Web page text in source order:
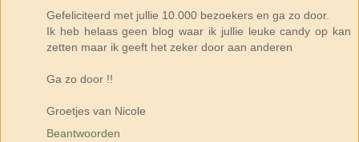
Gefeliciteerd met jullie 10.000 bezoekers en ga zo door.
Ik heb helaas geen blog waar ik jullie leuke candy op kan
zetten maar ik geeft het zeker door aan anderen
Ga zo door !!
Groetjes van Nicole
Beantwoorden